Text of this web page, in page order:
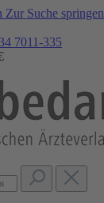
Zur Suche springen
7011-335